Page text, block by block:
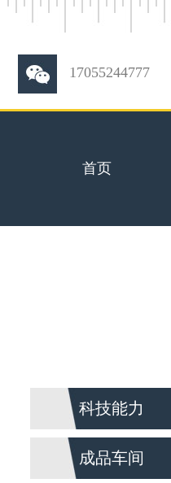
17055244777
首页
科技能力
成品车间